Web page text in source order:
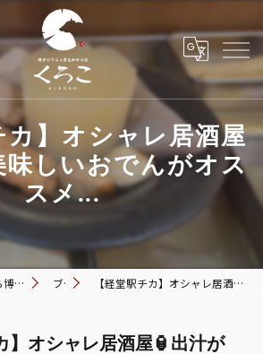
カ】オシャレ居酒屋
味しいおでんがオス
スメ...
経堂駅の居酒屋なら博多おでんと黒毛和牛の店 くろこ ブログ 【経堂駅チカ】オシャレ居酒屋🏮出汁が美味しいおでんがオススメ...
】オシャレ居酒屋🏮出汁が